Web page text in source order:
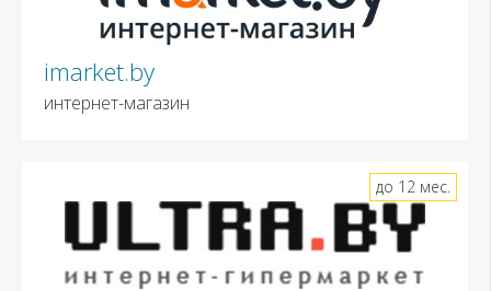
imarket.by
интернет-магазин
до 12 мес.